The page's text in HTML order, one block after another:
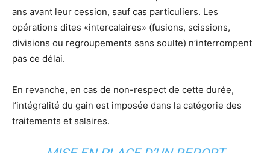
ans avant leur cession, sauf cas particuliers. Les
opérations dites «intercalaires» (fusions, scissions,
divisions ou regroupements sans soulte) n’interrompent
pas ce délai.
En revanche, en cas de non-respect de cette durée,
l’intégralité du gain est imposée dans la catégorie des
traitements et salaires.